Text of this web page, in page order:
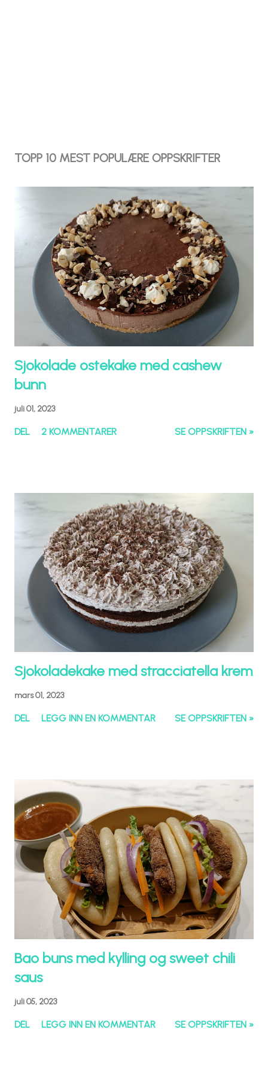
TOPP 10 MEST POPULÆRE OPPSKRIFTER
Sjokolade ostekake med cashew
bunn
juli 01, 2023
DEL 2 KOMMENTARER SE OPPSKRIFTEN »
Sjokoladekake med stracciatella krem
mars 01, 2023
DEL LEGG INN EN KOMMENTAR SE OPPSKRIFTEN »
Bao buns med kylling og sweet chili
saus
juli 05, 2023
DEL LEGG INN EN KOMMENTAR SE OPPSKRIFTEN »